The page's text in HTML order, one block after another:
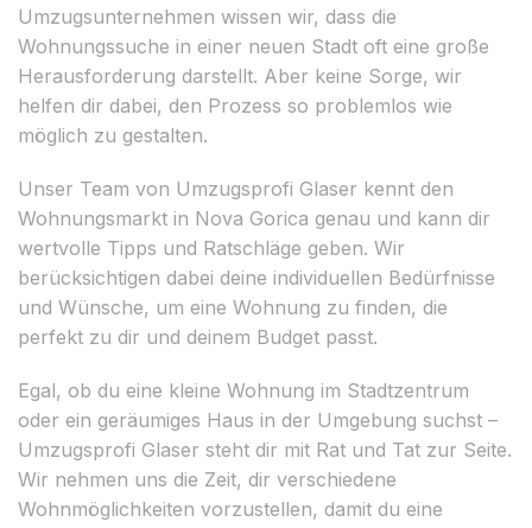
Umzugsunternehmen wissen wir, dass die
Wohnungssuche in einer neuen Stadt oft eine große
Herausforderung darstellt. Aber keine Sorge, wir
helfen dir dabei, den Prozess so problemlos wie
möglich zu gestalten.
Unser Team von Umzugsprofi Glaser kennt den
Wohnungsmarkt in Nova Gorica genau und kann dir
wertvolle Tipps und Ratschläge geben. Wir
berücksichtigen dabei deine individuellen Bedürfnisse
und Wünsche, um eine Wohnung zu finden, die
perfekt zu dir und deinem Budget passt.
Egal, ob du eine kleine Wohnung im Stadtzentrum
oder ein geräumiges Haus in der Umgebung suchst –
Umzugsprofi Glaser steht dir mit Rat und Tat zur Seite.
Wir nehmen uns die Zeit, dir verschiedene
Wohnmöglichkeiten vorzustellen, damit du eine